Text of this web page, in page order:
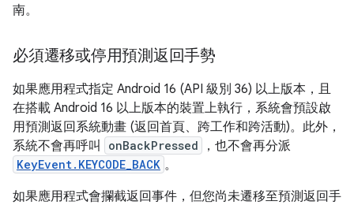
南。
必須遷移或停用預測返回手勢
如果應用程式指定 Android 16 (API 級別 36) 以上版本，且
在搭載 Android 16 以上版本的裝置上執行，系統會預設啟
用預測返回系統動畫 (返回首頁、跨工作和跨活動)。此外，
系統不會再呼叫
onBackPressed ，也不會再分派
KeyEvent.KEYCODE_BACK 。
如果應用程式會攔截返回事件，但您尚未遷移至預測返回手